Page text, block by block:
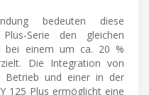
bedeuten diese
Serie den gleichen
bei einem um ca. 20 %
Die Integration von
Betrieb und einer in der
125 Plus ermöglicht eine